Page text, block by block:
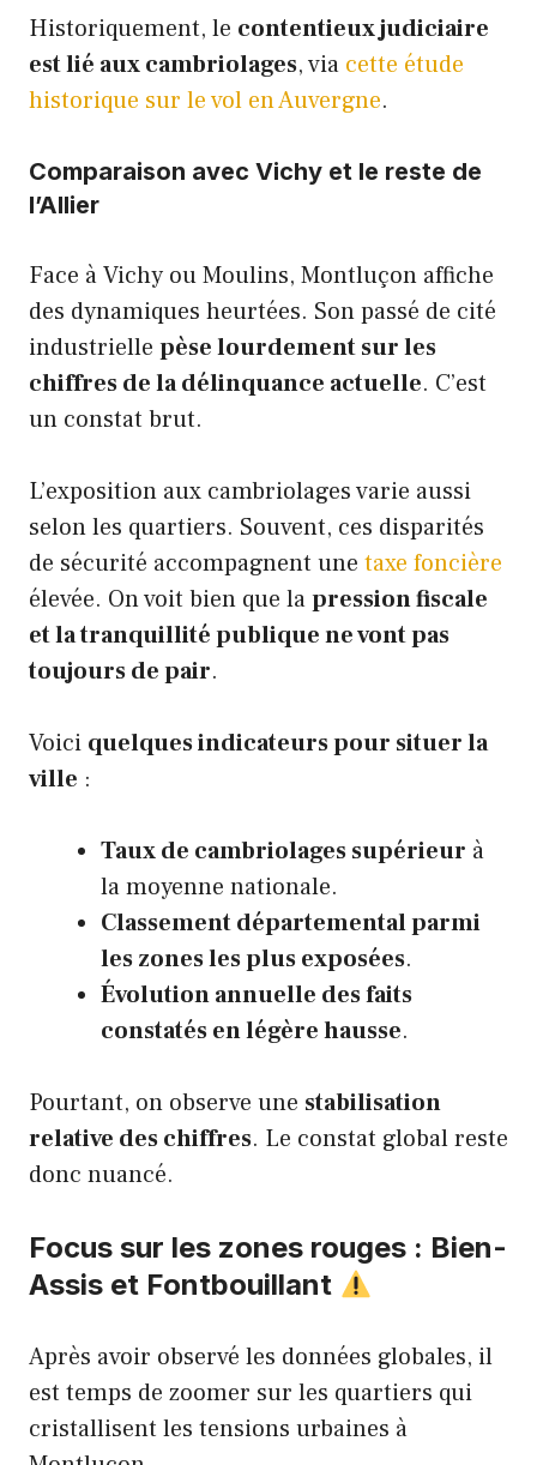
Historiquement, le contentieux judiciaire
est lié aux cambriolages, via cette étude
historique sur le vol en Auvergne.
Comparaison avec Vichy et le reste de
l’Allier
Face à Vichy ou Moulins, Montluçon affiche
des dynamiques heurtées. Son passé de cité
industrielle pèse lourdement sur les
chiffres de la délinquance actuelle. C’est
un constat brut.
L’exposition aux cambriolages varie aussi
selon les quartiers. Souvent, ces disparités
de sécurité accompagnent une taxe foncière
élevée. On voit bien que lapression fiscale
et la tranquillité publique ne vont pas
toujours de pair.
Voici quelques indicateurs pour situer la
ville :
Taux de cambriolages supérieur à
la moyenne nationale.
Classement départemental parmi
les zones les plus exposées.
Évolution annuelle des faits
constatés en légère hausse.
Pourtant, on observe une stabilisation
relative des chiffres. Le constat global reste
donc nuancé.
Focus sur les zones rouges : Bien-
Assis et Fontbouillant
Après avoir observé les données globales, il
est temps de zoomer sur les quartiers qui
cristallisent les tensions urbaines à